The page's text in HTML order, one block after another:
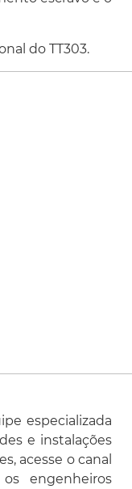
do TT303.
especializada
e instalações
acesse o canal
engenheiros